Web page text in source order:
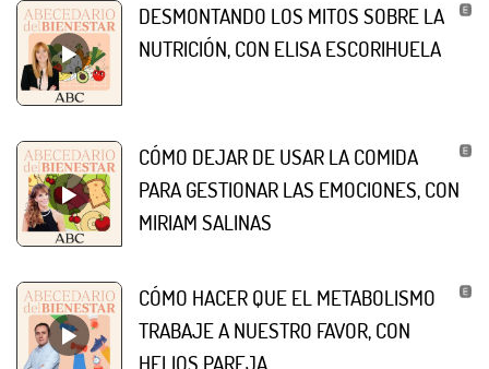
DESMONTANDO LOS MITOS SOBRE LA
NUTRICIÓN, CON ELISA ESCORIHUELA
CÓMO DEJAR DE USAR LA COMIDA
PARA GESTIONAR LAS EMOCIONES, CON
MIRIAM SALINAS
CÓMO HACER QUE EL METABOLISMO
TRABAJE A NUESTRO FAVOR, CON
HELIOS PAREJA